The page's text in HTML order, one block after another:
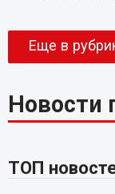
Еще в
Новости
ТОП